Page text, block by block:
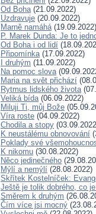
Od Boha(21.09.2022)
Uzdravuje (20.09.2022)
Marně namáhá(19.09.2022)
P. Marek Dunda: Je to
Od Boha i od lidí
Připomínka(17.09.2022)
I druhým (11.09.2022)
Na pomoc slova
Maria na svět přichází
Rytmus lidského života
Veliká bída(06.09.2022)
Miluji Ti, můj Bože
Víra roste (04.09.2022)
Chodila a stopy
K neustálému obnovování
Poklady své
K nikomu (30.08.2022)
Něco jedinečného
Mýlí a nemýlí (28.08.2022)
Skřítek Kostelníček:
Ještě je tolik dobrého, co
Směrem k druhým
Čím více jsi mocný